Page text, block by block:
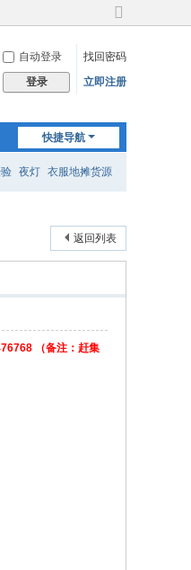
切
到
宽
自动登录
找回密码
登录 立即注册
快捷导航
夜灯 衣服地摊货源
返回列表
（备注：赶集